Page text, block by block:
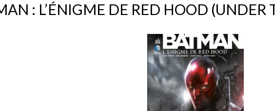
: L’ÉNIGME DE RED HOOD (UNDER